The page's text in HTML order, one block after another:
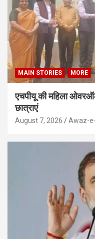
MAIN STORIES MORE
एचपीयू की महिला
छात्राएं
August 7, 2026 Awaz-